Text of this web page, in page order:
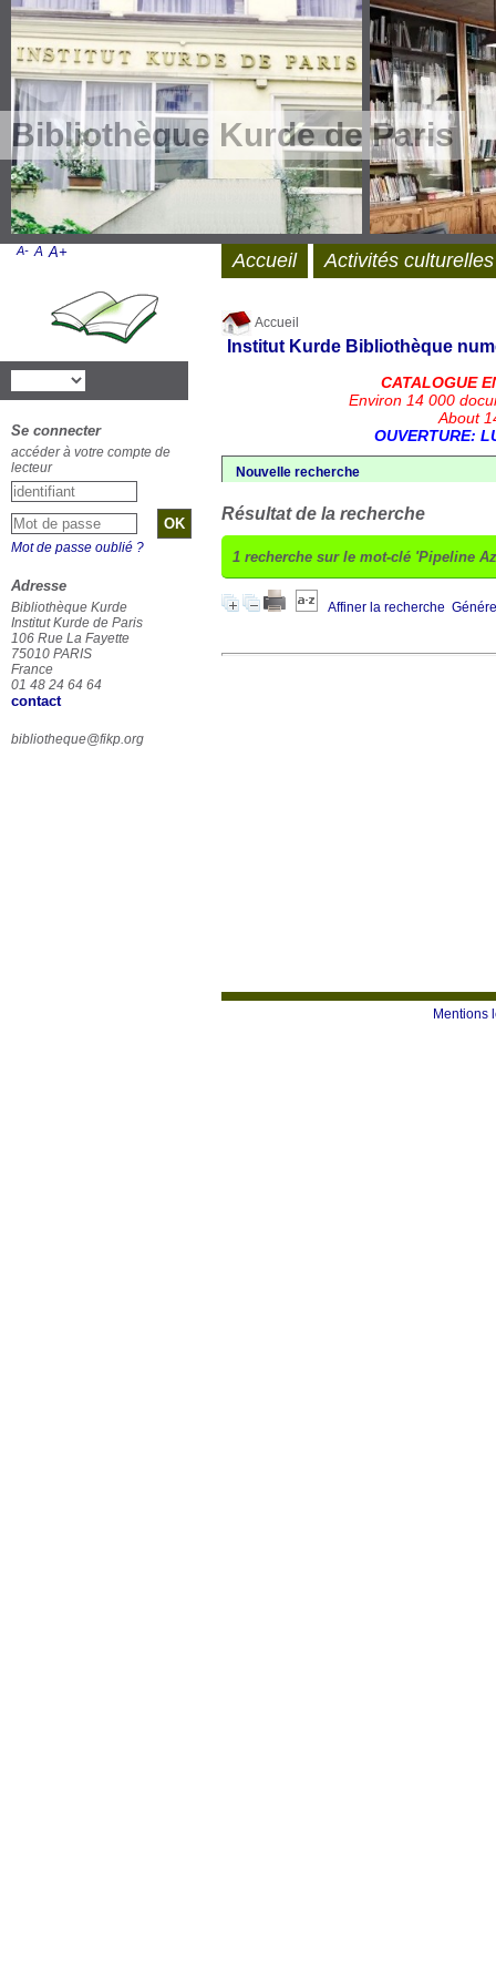
Bibliothèque Kurde de Paris
Accueil
Institut Kurde Bibliothèque
CATALOGUE
Environ 14 000
About
OUVERTURE:
Nouvelle recherche
Résultat de la recherche
1 recherche sur le mot-clé 'Pipeline
Affiner la recherche
Mentions
Accueil Activités culturelles
A- A A+
Se connecter
accéder à votre compte de
lecteur
Mot de passe oublié ?
Adresse
Bibliothèque Kurde
Institut Kurde de Paris
106 Rue La Fayette
75010 PARIS
France
01 48 24 64 64
contact
bibliotheque@fikp.org